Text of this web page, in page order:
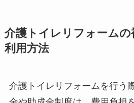
介護トイレリフォームの
利用方法
介護トイレリフォームを行う